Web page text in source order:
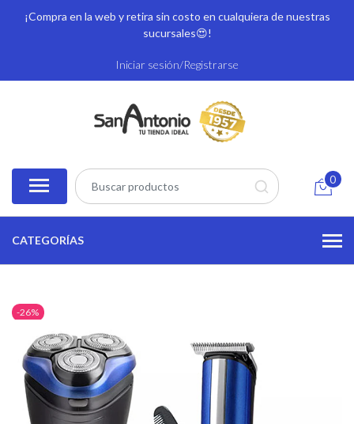
¡Compra en la web y retira sin costo en cualquiera de nuestras
sucursales😍!
Iniciar sesión/Registrarse
0
CATEGORÍAS
-26%